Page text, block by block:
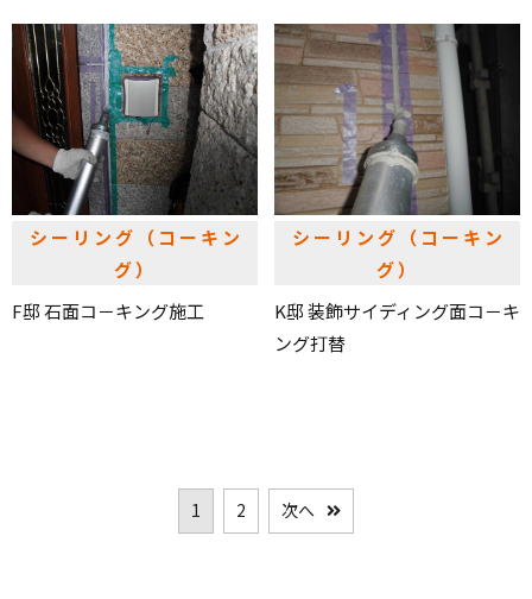
シーリング（コーキン
グ）
F邸 石面コ－キング施工
シーリング（コーキン
グ）
K邸 装飾サイディング面コ－キ
ング打替
1 2 次へ